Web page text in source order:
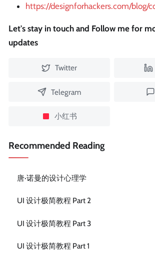
https://designforhackers.com/blog/
Let's stay in touch and Follow me for
updates
Twitter
Telegram
小红书
Recommended Reading
唐·诺曼的设计心理学
UI 设计极简教程 Part 2
UI 设计极简教程 Part 3
UI 设计极简教程 Part 1